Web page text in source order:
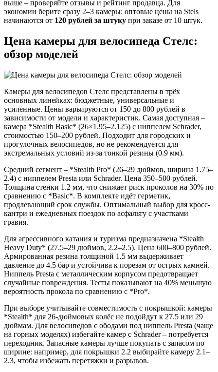
выше – проверяйте отзывы и рейтинг продавца. Для
экономии берите сразу 2–3 камеры: оптовые цены на Stels
начинаются от 120 рублей за штуку при заказе от 10 штук.
Цена камеры для велосипеда Стелс:
обзор моделей
Камеры для велосипедов Стелс представлены в трёх
основных линейках: бюджетные, универсальные и
усиленные. Цены варьируются от 150 до 800 рублей в
зависимости от модели и характеристик. Самая доступная –
камера *Stealth Basic* (26×1.95–2.125) с ниппелем Schrader,
стоимостью 150–200 рублей. Подходит для городских и
прогулочных велосипедов, но не рекомендуется для
экстремальных условий из-за тонкой резины (0.9 мм).
Средний сегмент – *Stealth Pro* (26–29 дюймов, ширина 1.75–
2.4) с ниппелем Presta или Schrader. Цена 350–500 рублей.
Толщина стенки 1.2 мм, что снижает риск проколов на 30% по
сравнению с *Basic*. В комплекте идёт герметик,
продлевающий срок службы. Оптимальный выбор для кросс-
кантри и ежедневных поездок по асфальту с участками
гравия.
Для агрессивного катания и туризма предназначена *Stealth
Heavy Duty* (27.5–29 дюймов, 2.2–2.5). Цена 600–800 рублей.
Армированная резина толщиной 1.5 мм выдерживает
давление до 4.5 бар и устойчива к порезам от острых камней.
Ниппель Presta с металлическим корпусом предотвращает
случайные повреждения. Тесты показывают на 40% меньшую
вероятность прокола по сравнению с *Pro*.
При выборе учитывайте совместимость с покрышкой: камеры
*Stealth* для 26-дюймовых колёс не подойдут к 27.5 или 29
дюймам. Для велосипедов с ободами под ниппель Presta (чаще
на горных моделях) избегайте камер с Schrader – потребуется
переходник. Запасные камеры лучше покупать с запасом по
ширине: например, для покрышки 2.2 выбирайте камеру 2.1–
2.3, чтобы избежать перетяжки и разрывов.